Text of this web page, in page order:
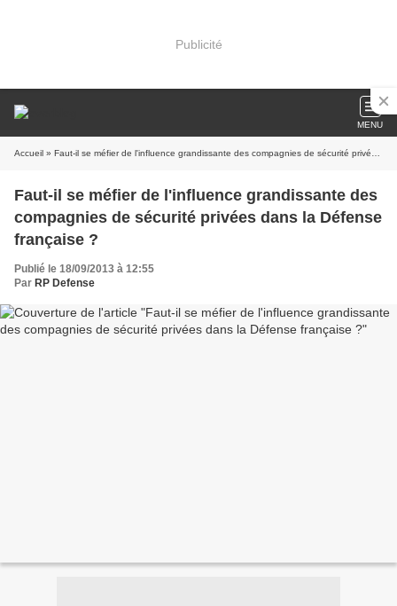
Publicité
MENU
Accueil » Faut-il se méfier de l'influence grandissante des compagnies de sécurité privées dans la Défense française ?
Faut-il se méfier de l'influence grandissante des
compagnies de sécurité privées dans la Défense
française ?
Publié le 18/09/2013 à 12:55
Par RP Defense